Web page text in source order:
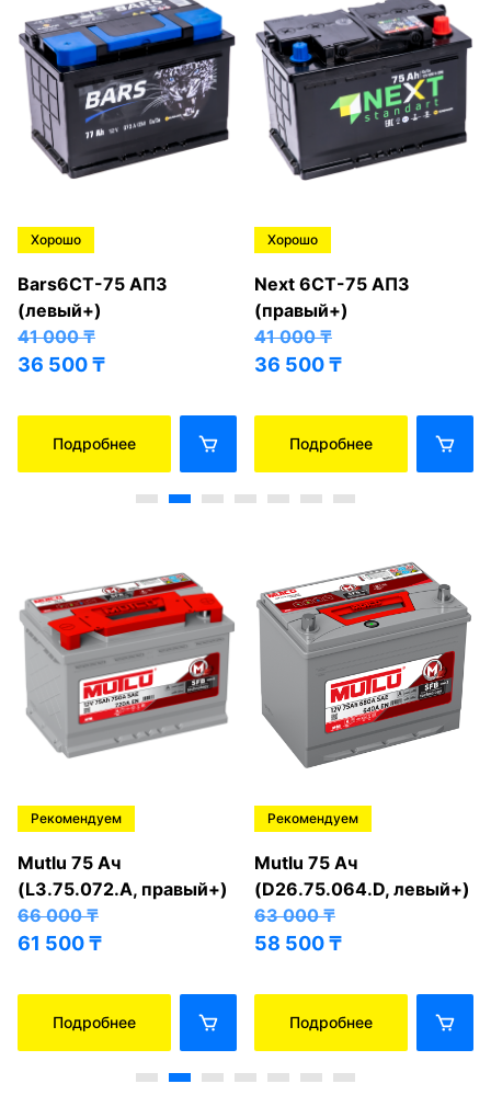
Хорошо
Bars6СТ-75 АПЗ
(левый+)
41 000₸
36 500₸
Подробнее
Хорошо
Next 6СТ-75 АПЗ
(правый+)
41 000₸
36 500₸
Подробнее
Рекомендуем
Mutlu 75 Ач
(L3.75.072.A, правый+)
66 000₸
61 500₸
Подробнее
Рекомендуем
Mutlu 75 Ач
(D26.75.064.D, левый+)
63 000₸
58 500₸
Подробнее